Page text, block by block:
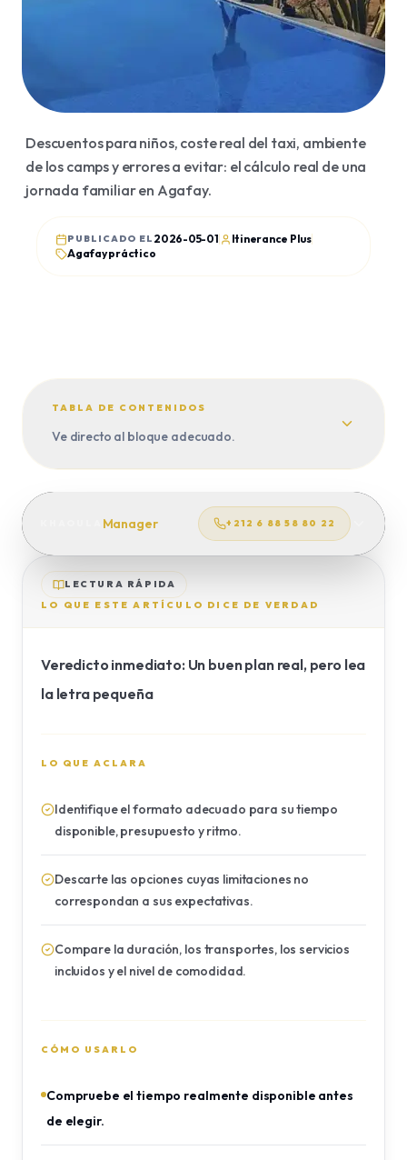
Billetes de avión
Agafay
Essaouira
Ourika
Ouzoud
Guías
VIAJE A MEDIDA
Descuentos para niños, coste real del taxi, ambiente
de los camps y errores a evitar: el cálculo real de una
jornada familiar en Agafay.
PUBLICADO EL 2026-05-01
Itinerance Plus
Agafay práctico
TABLA DE CONTENIDOS
Ve directo al bloque adecuado.
Manager +212 6 88 58 80 22
LECTURA RÁPIDA
LO QUE ESTE ARTÍCULO DICE DE VERDAD
Veredicto inmediato: Un buen plan real, pero lea
la letra pequeña
LO QUE ACLARA
Identifique el formato adecuado para su tiempo
disponible, presupuesto y ritmo.
Descarte las opciones cuyas limitaciones no
correspondan a sus expectativas.
Compare la duración, los transportes, los servicios
incluidos y el nivel de comodidad.
CÓMO USARLO
Compruebe el tiempo realmente disponible antes
de elegir.